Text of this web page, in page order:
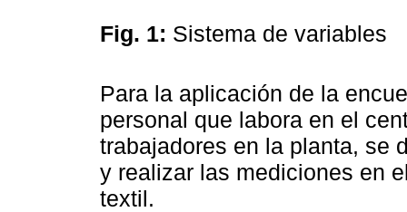
Fig. 1: Sistema de variables
Para la aplicación de la
personal que labora en el
trabajadores en la planta, se
y realizar las mediciones en
textil.